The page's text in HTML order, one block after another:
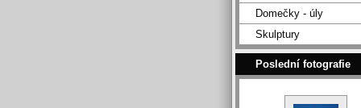
Domečky - úly
Skulptury
Poslední fotografie